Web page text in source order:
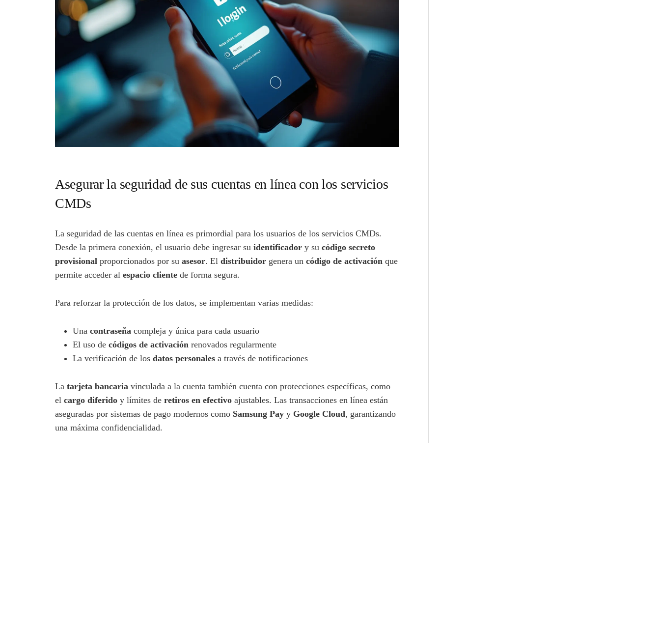
Asegurar la seguridad de sus cuentas en línea con los servicios
CMDs
La seguridad de las cuentas en línea es primordial para los usuarios de los servicios CMDs.
Desde la primera conexión, el usuario debe ingresar su identificador y su código secreto
provisional proporcionados por su asesor. El distribuidor genera un código de activación que
permite acceder al espacio cliente de forma segura.
Para reforzar la protección de los datos, se implementan varias medidas:
Una contraseña compleja y única para cada usuario
El uso de códigos de activación renovados regularmente
La verificación de los datos personales a través de notificaciones
La tarjeta bancaria vinculada a la cuenta también cuenta con protecciones específicas, como
el cargo diferido y límites de retiros en efectivo ajustables. Las transacciones en línea están
aseguradas por sistemas de pago modernos como Samsung Pay y Google Cloud, garantizando
una máxima confidencialidad.